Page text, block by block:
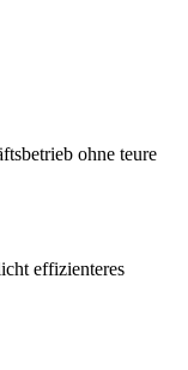
ohne teure
effizienteres